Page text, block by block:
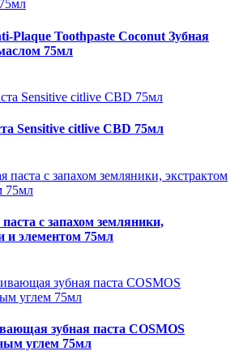
Plaque Toothpaste Coconut Зубная
75мл
Sensitive citlive CBD 75мл
с запахом земляники,
и элементом 75мл
зубная паста COSMOS
углем 75мл